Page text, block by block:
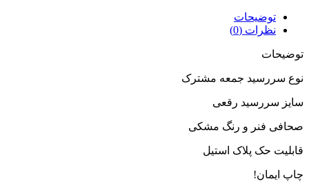
توضیحات
نظرات (0)
توضیحات
نوع سررسید جمعه مشترک
سایز سررسید رقعی
صحافی فنر و رنگ مشکی
قابلیت حک پلاک استیل
چاپ ایمان!